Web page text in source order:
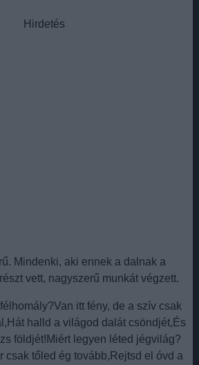
Hirdetés
Mindenki, aki ennek a dalnak a
vett, nagyszerű munkát végzett.
itt fény, de a szív csak
halld a világod dalát csöndjét,És
földjét!Miért legyen léted jégvilág?
csak tőled ég tovább,Rejtsd el óvd a